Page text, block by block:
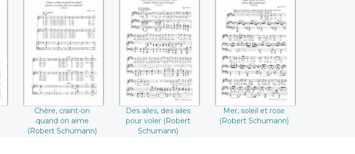
Chère, craint-on
quand on aime
(Robert
Schumann)
Chère, craint-on
quand on aime
(Robert Schumann)
Des ailes, des ailes
pour voler (Robert
Schumann)
Des ailes, des ailes
pour voler (Robert
Schumann)
Mer, soleil et rose
(Robert
Schumann)
Mer, soleil et rose
(Robert Schumann)